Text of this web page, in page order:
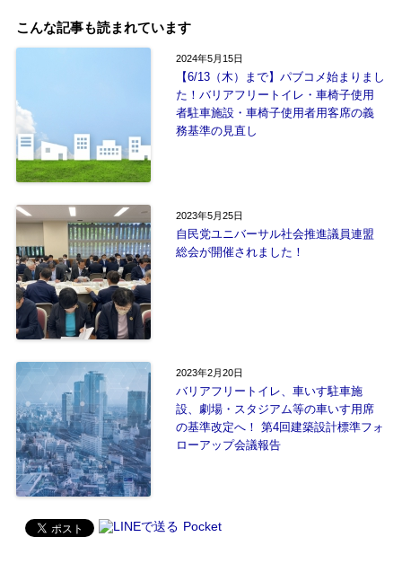
こんな記事も読まれています
2024年5月15日
【6/13（木）まで】パブコメ始まりまし
た！バリアフリートイレ・車椅子使用
者駐車施設・車椅子使用者用客席の義
務基準の見直し
2023年5月25日
自民党ユニバーサル社会推進議員連盟
総会が開催されました！
2023年2月20日
バリアフリートイレ、車いす駐車施
設、劇場・スタジアム等の車いす用席
の基準改定へ！ 第4回建築設計標準フォ
ローアップ会議報告
Pocket